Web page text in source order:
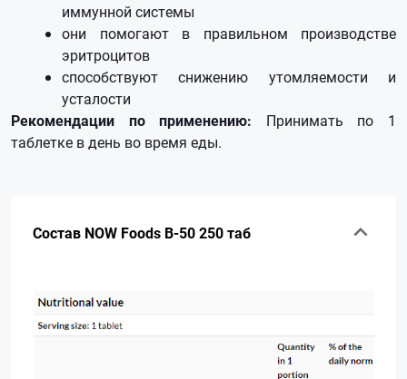
иммунной системы
они помогают в правильном производстве
эритроцитов
способствуют снижению утомляемости и
усталости
Рекомендации по применению: Принимать по 1
таблетке в день во время еды.
Состав NOW Foods B-50 250 таб